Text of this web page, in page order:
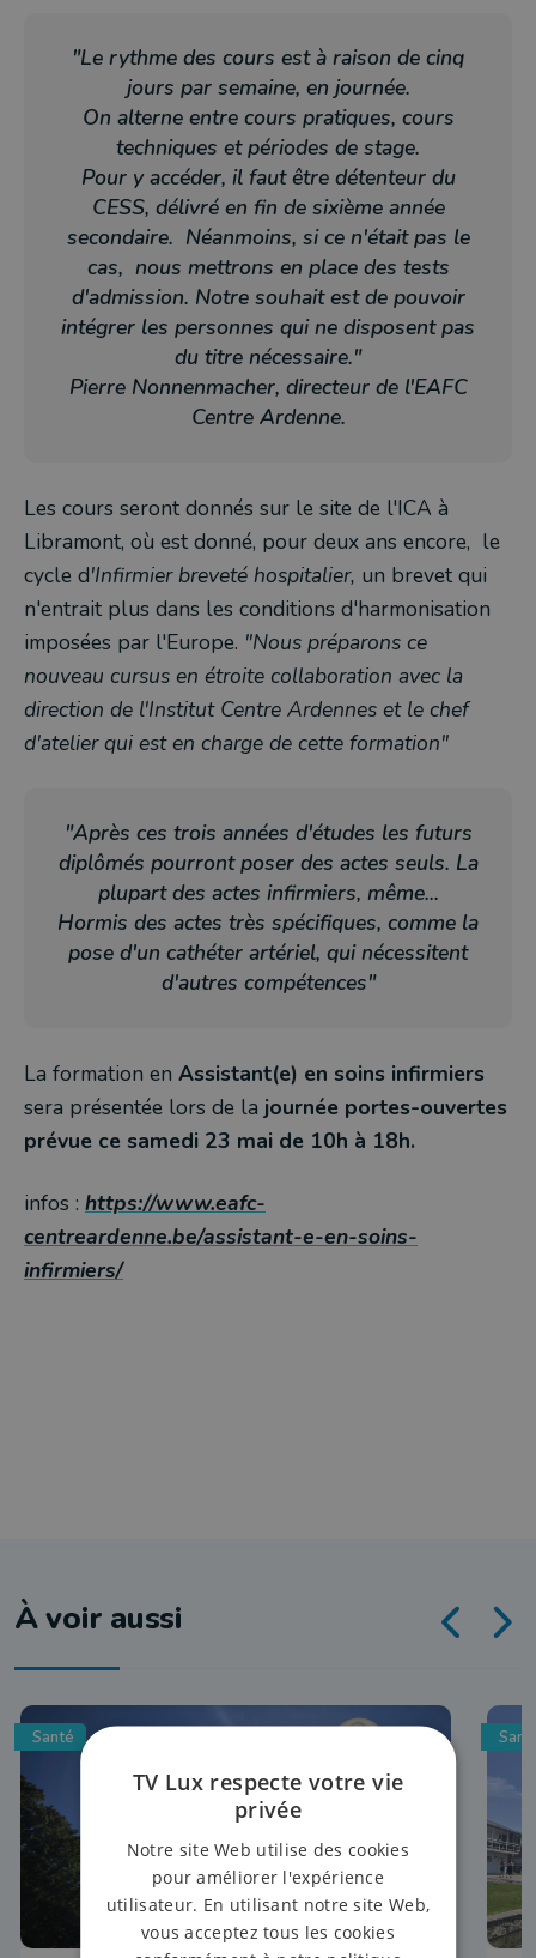
"Le rythme des cours est à raison de cinq
jours par semaine, en journée.
On alterne entre cours pratiques, cours
techniques et périodes de stage.
Pour y accéder, il faut être détenteur du
CESS, délivré en fin de sixième année
secondaire. Néanmoins, si ce n'était pas le
cas, nous mettrons en place des tests
d'admission. Notre souhait est de pouvoir
intégrer les personnes qui ne disposent pas
du titre nécessaire."
Pierre Nonnenmacher, directeur de l'EAFC
Centre Ardenne.
Les cours seront donnés sur le site de l'ICA à
Libramont, où est donné, pour deux ans encore, le
cycle d'Infirmier breveté hospitalier, un brevet qui
n'entrait plus dans les conditions d'harmonisation
imposées par l'Europe. "Nous préparons ce
nouveau cursus en étroite collaboration avec la
direction de l'Institut Centre Ardennes et le chef
d'atelier qui est en charge de cette formation"
"Après ces trois années d'études les futurs
diplômés pourront poser des actes seuls. La
plupart des actes infirmiers, même...
Hormis des actes très spécifiques, comme la
pose d'un cathéter artériel, qui nécessitent
d'autres compétences"
La formation en Assistant(e) en soins infirmiers
sera présentée lors de la journée portes-ouvertes
prévue ce samedi 23 mai de 10h à 18h.
infos : https://www.eafc-
centreardenne.be/assistant-e-en-soins-
infirmiers/
À voir aussi
Santé
TV Lux respecte votre vie
privée
Notre site Web utilise des cookies
pour améliorer l'expérience
utilisateur. En utilisant notre site Web,
vous acceptez tous les cookies